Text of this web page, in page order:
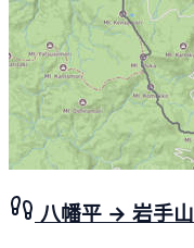
八幡平 → 岩手山